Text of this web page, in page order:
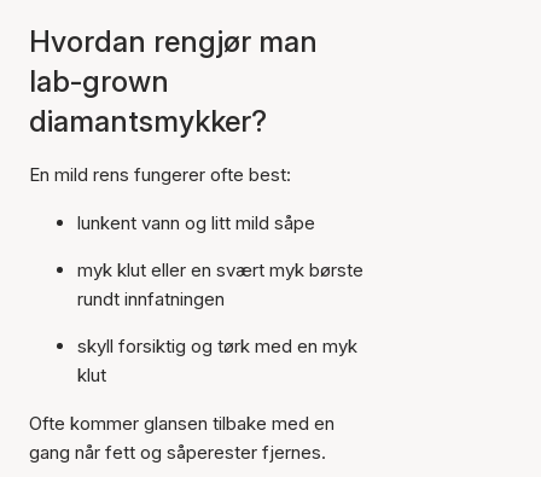
Hvordan rengjør man
lab-grown
diamantsmykker?
En mild rens fungerer ofte best:
lunkent vann og litt mild såpe
myk klut eller en svært myk børste
rundt innfatningen
skyll forsiktig og tørk med en myk
klut
Ofte kommer glansen tilbake med en
gang når fett og såperester fjernes.